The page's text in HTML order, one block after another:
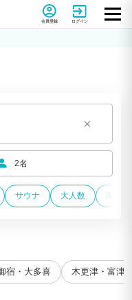
タビルモ)
会員登録 ログイン
×
2名
サウナ 大人数 海が
宿・大多喜 木更津・富津